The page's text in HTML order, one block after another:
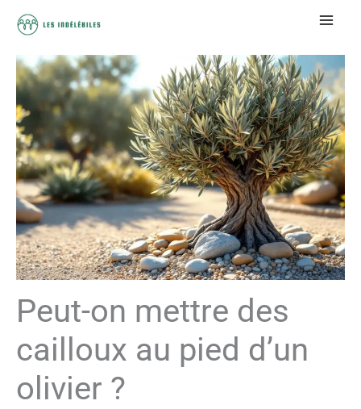
Aller
contenu
Peut-on mettre des
cailloux au pied d’un
olivier ?